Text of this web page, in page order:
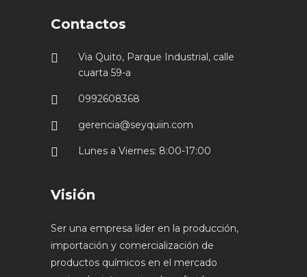
Contactos
Via Quito, Parque Industrial, calle
cuarta 59-a
0992608368
gerencia@seyquiin.com
Lunes a Viernes: 8:00-17:00
Visión
Ser una empresa líder en la producción,
importación y comercialización de
productos químicos en el mercado